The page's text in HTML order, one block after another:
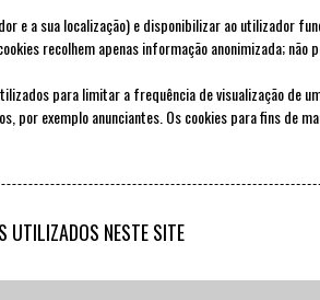
e a sua localização) e disponibilizar ao utilizador
recolhem apenas informação anonimizada;
para limitar a frequência de visualização de
exemplo anunciantes. Os cookies para fins de
UTILIZADOS NESTE SITE